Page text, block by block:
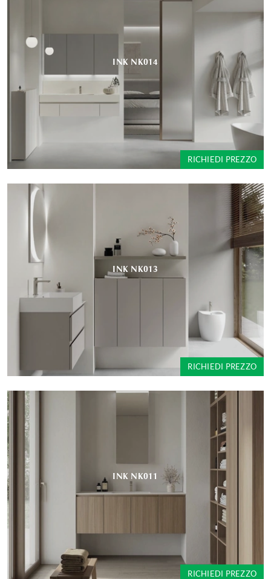
INK NK014
RICHIEDI PREZZO
INK NK013
RICHIEDI PREZZO
INK NK011
RICHIEDI PREZZO